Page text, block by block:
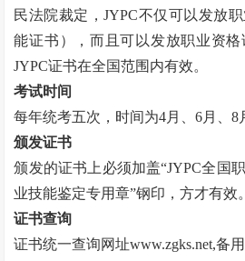
民法院裁定，JYPC不仅可以发放
能证书），而且可以发放职业资格
JYPC证书在全国范围内有效。
考试时间
每年统考五次，时间为4月、6月、8
颁发证书
颁发的证书上必须加盖“JYPC全国
业技能鉴定专用章”钢印，方才有效。
证书查询
证书统一查询网址www.zgks.net,备